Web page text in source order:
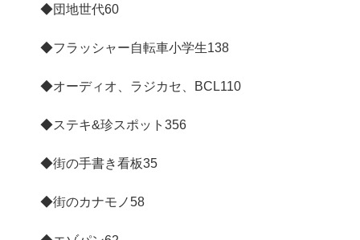
◆団地世代60
◆フラッシャー自転車小学生138
◆オーディオ、ラジカセ、BCL110
◆ステキ&珍スポット 356
◆街の手書き看板35
◆街のカナモノ58